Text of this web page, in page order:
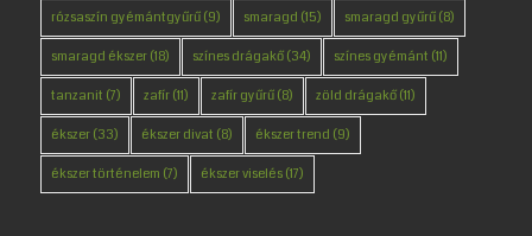
rózsaszín gyémántgyűrű(9) smaragd (15) smaragd gyűrű(8)
smaragd ékszer(18) színes drágakő(34) színes gyémánt (11)
tanzanit (7) zafír(11) zafír gyűrű(8) zöld drágakő(11)
ékszer(33) ékszer divat (8) ékszer trend (9)
ékszer történelem (7) ékszer viselés(17)